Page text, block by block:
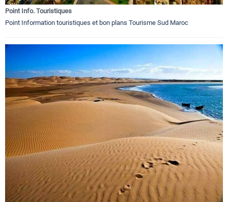
Point Info. Touristiques
Point Information touristiques et bon plans Tourisme Sud Maroc